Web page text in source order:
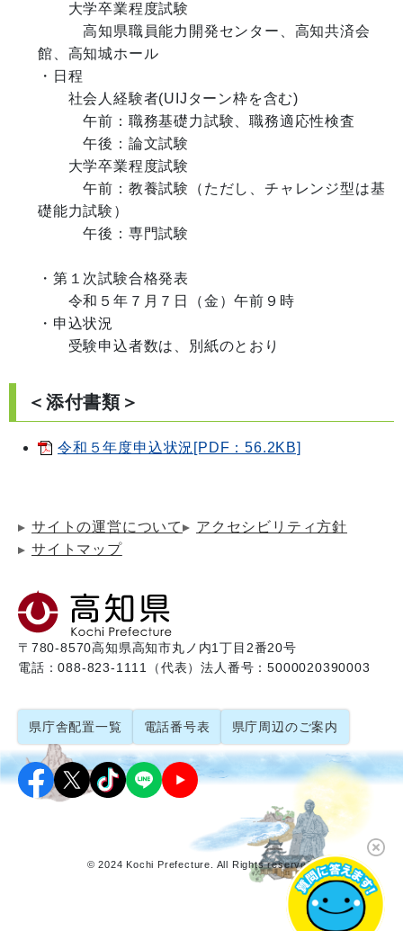
大学卒業程度試験
高知県職員能力開発センター、高知共済会
館、高知城ホール
・日程
社会人経験者(UIJターン枠を含む)
午前：職務基礎力試験、職務適応性検査
午後：論文試験
大学卒業程度試験
午前：教養試験（ただし、チャレンジ型は基
礎能力試験）
午後：専門試験
・第１次試験合格発表
令和５年７月７日（金）午前９時
・申込状況
＜添付書類＞
令和５年度申込状況[PDF：56.2KB]
サイトの運営について
アクセシビリティ方針
サイトマップ
〒780-8570高知県高知市丸ノ内1丁目2番20号
電話：088-823-1111（代表）法人番号：5000020390003
県庁舎配置一覧 電話番号表 県庁周辺のご案内
© 2024 Kochi Prefecture. All Rights reserved.